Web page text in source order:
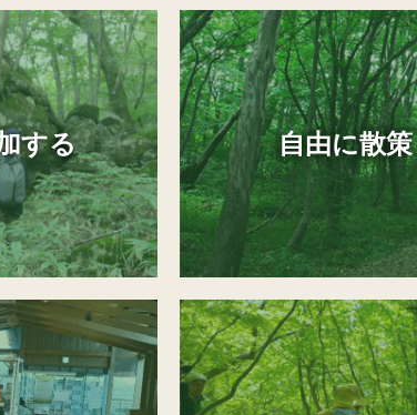
する 自由に散